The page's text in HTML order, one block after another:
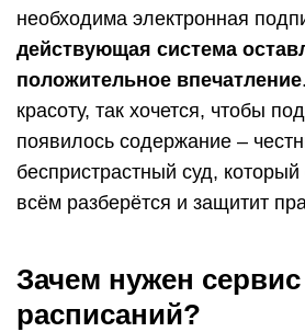
необходима электронная
действующая система
положительное впечатление
красоту, так хочется, чтобы
появилось содержание –
беспристрастный суд,
всём разберётся и защитит
Зачем нужен сервис
расписаний?